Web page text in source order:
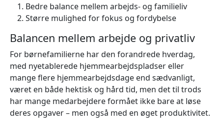
Bedre balance mellem arbejds- og familieliv
Større mulighed for fokus og fordybelse
Balancen mellem arbejde og privatliv
For børnefamilierne har den forandrede hverdag,
med nyetablerede hjemmearbejdspladser eller
mange flere hjemmearbejdsdage end sædvanligt,
været en både hektisk og hård tid, men det til trods
har mange medarbejdere formået ikke bare at løse
deres opgaver – men også med en øget produktivitet.